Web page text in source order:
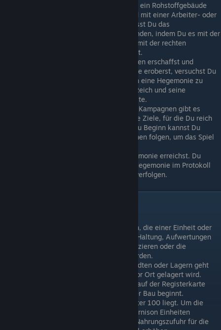
Um Ressourcen zu sammeln, musst Du ein Rohstoffgebäude
(Bauernhof, Mine usw.) einnehmen und mit einer Arbeiter- oder
Sklaveneinheit bestücken. Danach musst Du das
Rohstoffgebäude mit einer Stadt verbinden, indem Du es mit der
linken Maustaste auswählst und dann mit der rechten
Maustaste auf die nächste Stadt klickst.
Nach und nach, indem Du neue Einheiten erschaffst und
Produktionsstätten sowie andere Städte eroberst, versuchst Du
deinen Machtbereich auszudehnen, um eine Hegemonie zu
etablieren. Einen Überblick über dein Reich und seine
Ressourcen erhälst Du in der Asset-Liste.
Sowohl im Sandbox-Modus als auch in Kampagnen gibt es
verschiedene zufällige oder geskriptete Ziele, für die Du reich
belohnt wirst, wenn Du sie erreichst. Zu Beginn kannst Du
(möglichst genau) den Tutorial-Missionen folgen, um das Spiel
Du gewinnst das Spiel, indem Du Hegemonie erreichst. Du
kannst deinen Fortschritt in Richtung Hegemonie im Protokoll
auf der rechten Seite des Bildschirms verfolgen.
Attribute sind die Boni und Fähigkeiten, die einer Einheit oder
einem Gebäude durch das Ändern der Haltung, Aufwertungen
("Upgrades"), die Beförderung von Offizieren oder die
Zuweisung von Generälen gewährt werden.
Der Bau von Upgrade-Gebäuden in Städten oder Lagern geht
viel schneller, wenn das Holz bereits vor Ort gelagert wird.
Verwende die Lagerbestandskontrolle auf der Registerkarte
Handel, um Holz zu bewegen, bevor der Bau beginnt.
Städte rebellieren, wenn ihre Moral unter 100 liegt. Um die
Moral zu verbessern, kannst Du der Garnison Einheiten
hinzufügen, Geiseln nehmen oder die Nahrungszufuhr für die